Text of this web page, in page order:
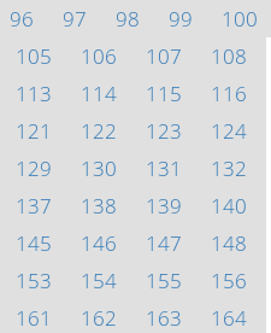
96 97 98 99
100
105 106 107
108
113 114 115
116
121 122 123
124
129 130 131
132
137 138 139
140
145 146 147
148
153 154 155
156
161 162 163
164